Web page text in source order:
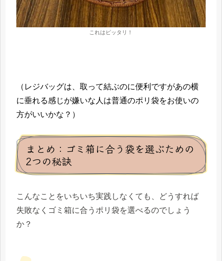
これはピッタリ！
（レジバッグは、取って結ぶのに便利ですがあの横
に垂れる感じが嫌いな人は普通のポリ袋をお使いの
方がいいかな？）
まとめ：ゴミ箱に合う袋を選ぶための
2つの秘訣
こんなことをいちいち実践しなくても、どうすれば
失敗なくゴミ箱に合うポリ袋を選べるのでしょう
か？